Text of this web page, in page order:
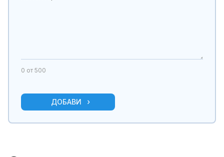
0 от 500
ДОБАВИ